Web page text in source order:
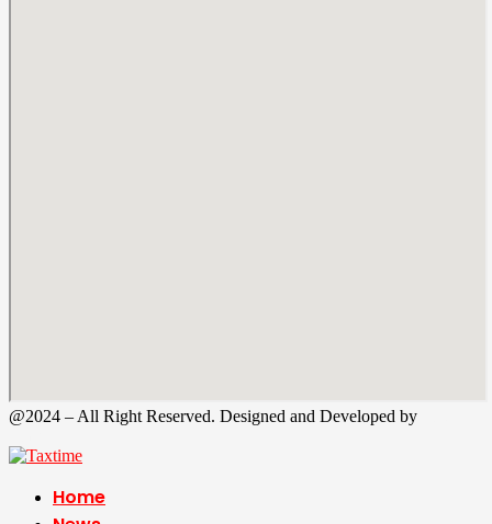
@2024 – All Right Reserved. Designed and Developed by
Home